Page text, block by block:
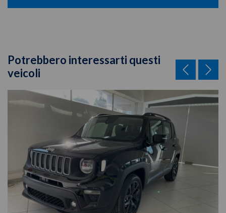
Potrebbero interessarti questi
veicoli